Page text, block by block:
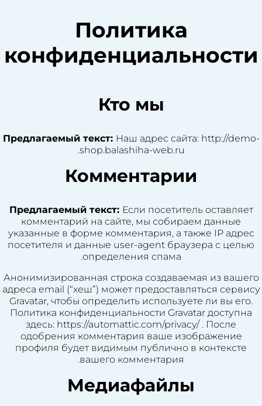
Политика
конфиденциальности
Кто мы
Предлагаемый текст: Наш адрес сайта: http://demo-
shop.balashiha-web.ru.
Комментарии
Предлагаемый текст: Если посетитель оставляет
комментарий на сайте, мы собираем данные
указанные в форме комментария, а также IP адрес
посетителя и данные user-agent браузера с целью
определения спама.
Анонимизированная строка создаваемая из вашего
адреса email (“хеш”) может предоставляться сервису
Gravatar, чтобы определить используете ли вы его.
Политика конфиденциальности Gravatar доступна
здесь: https://automattic.com/privacy/ . После
одобрения комментария ваше изображение
профиля будет видимым публично в контексте
вашего комментария.
Медиафайлы